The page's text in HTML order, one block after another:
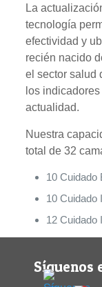
La
tecnología
efectividad y
recién nacido
el sector salud
los
actualidad.
Nuestra
total de 32
10 Cuidado
10 Cuidado
12 Cuidado
Síguenos